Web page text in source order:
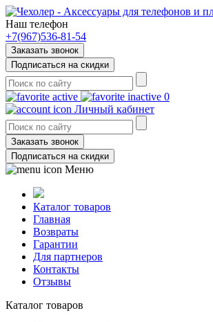
Наш телефон
+7(967)536-81-54
Заказать звонок
Подписаться на скидки
0
Личный кабинет
Заказать звонок
Подписаться на скидки
Меню
Каталог товаров
Главная
Возвраты
Гарантии
Для партнеров
Контакты
Отзывы
Каталог товаров